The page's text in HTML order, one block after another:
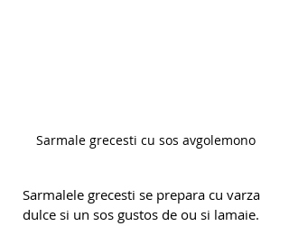
Sarmale grecesti cu sos avgolemono
Sarmalele grecesti se prepara cu varza
dulce si un sos gustos de ou si lamaie.